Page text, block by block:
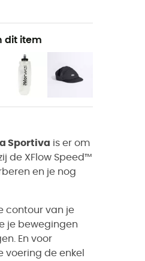
dit item
Sportiva is er om
de XFlow Speed™
en je nog
contour van je
je bewegingen
En voor
de enkel